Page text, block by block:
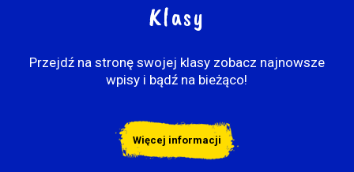
Klasy
Przejdź na stronę swojej klasy zobacz najnowsze
wpisy i bądź na bieżąco!
Więcej informacji